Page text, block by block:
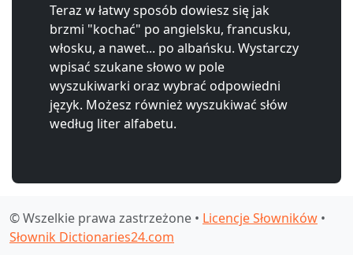
Teraz w łatwy sposób dowiesz się jak
brzmi "kochać" po angielsku, francusku,
włosku, a nawet... po albańsku. Wystarczy
wpisać szukane słowo w pole
wyszukiwarki oraz wybrać odpowiedni
język. Możesz również wyszukiwać słów
według liter alfabetu.
© Wszelkie prawa zastrzeżone • Licencje Słowników •
Słownik Dictionaries24.com